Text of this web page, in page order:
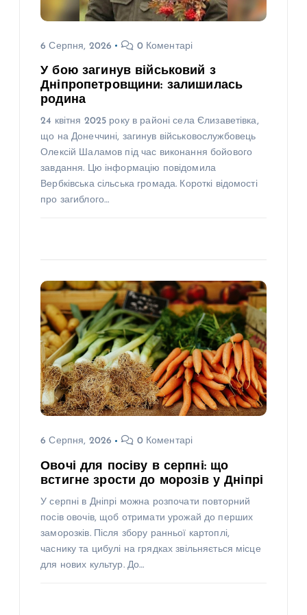
6 Серпня, 2026 0 Коментарі
У бою загинув військовий з
Дніпропетровщини: залишилась
родина
24 квітня 2025 року в районі села Єлизаветівка,
що на Донеччині, загинув військовослужбовець
Олексій Шаламов під час виконання бойового
завдання. Цю інформацію повідомила
Вербківська сільська громада. Короткі відомості
про загиблого…
6 Серпня, 2026 0 Коментарі
Овочі для посіву в серпні: що
встигне зрости до морозів у Дніпрі
У серпні в Дніпрі можна розпочати повторний
посів овочів, щоб отримати урожай до перших
заморозків. Після збору ранньої картоплі,
часнику та цибулі на грядках звільняється місце
для нових культур. До…